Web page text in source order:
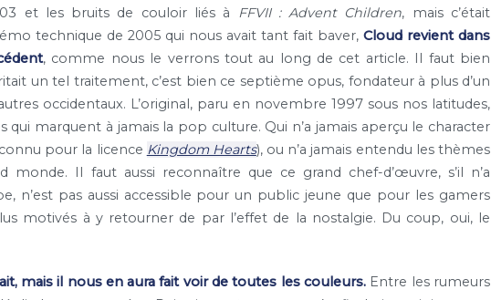
et les bruits de couloir liés à FFVII : Advent Children, mais c’était
technique de 2005 qui nous avait tant fait baver, Cloud revient dans
, comme nous le verrons tout au long de cet article. Il faut bien
un tel traitement, c’est bien ce septième opus, fondateur à plus d’un
occidentaux. L’original, paru en novembre 1997 sous nos latitudes,
marquent à jamais la pop culture. Qui n’a jamais aperçu le character
pour la licence Kingdom Hearts), ou n’a jamais entendu les thèmes
monde. Il faut aussi reconnaître que ce grand chef-d’œuvre, s’il n’a
n’est pas aussi accessible pour un public jeune que pour les gamers
motivés à y retourner de par l’effet de la nostalgie. Du coup, oui, le
mais il nous en aura fait voir de toutes les couleurs. Entre les rumeurs